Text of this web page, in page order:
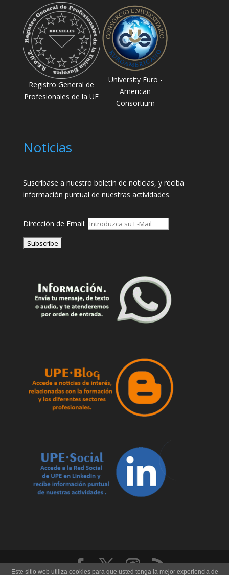
Registro General de
Profesionales de la UE
University Euro -
American
Consortium
Noticias
Suscribase a nuestro boletin de noticias, y reciba
información puntual de nuestras actividades.
Dirección de Email:
Este sitio web utiliza cookies para que usted tenga la mejor experiencia de